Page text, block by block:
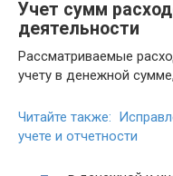
Учет сумм
деятельности
Рассматриваемые
учету в денежной
Читайте также:
учете и отчетности